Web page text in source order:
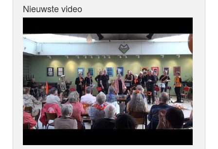
Nieuwste video